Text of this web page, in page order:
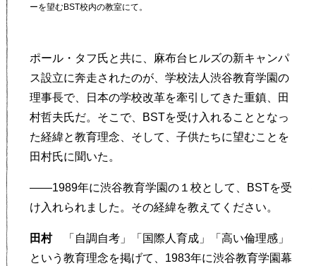
ーを望むBST校内の教室にて。
ポール・タフ氏と共に、麻布台ヒルズの新キャンパ
ス設立に奔走されたのが、学校法人渋谷教育学園の
理事長で、日本の学校改革を牽引してきた重鎮、田
村哲夫氏だ。そこで、BSTを受け入れることとなっ
た経緯と教育理念、そして、子供たちに望むことを
田村氏に聞いた。
——1989年に渋谷教育学園の１校として、BSTを受
け入れられました。その経緯を教えてください。
田村「自調自考」「国際人育成」「高い倫理感」
という教育理念を掲げて、1983年に渋谷教育学園幕